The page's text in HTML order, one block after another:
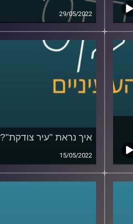
29/05/2022
איך נראת "עיר צודקת"?
15/05/2022